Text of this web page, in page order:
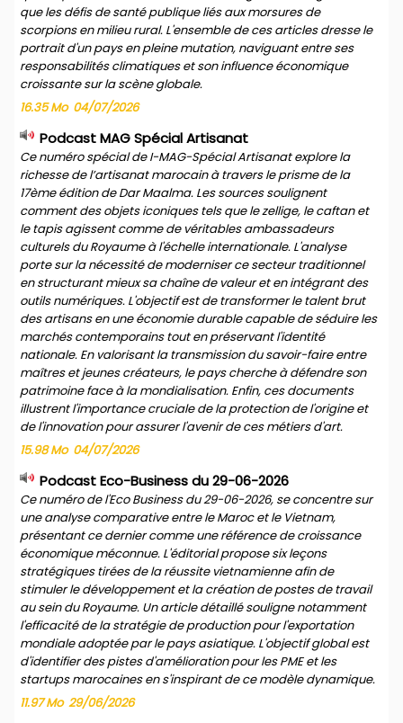
que les défis de santé publique liés aux morsures de
scorpions en milieu rural. L'ensemble de ces articles dresse le
portrait d'un pays en pleine mutation, naviguant entre ses
responsabilités climatiques et son influence économique
croissante sur la scène globale.
16.35 Mo 04/07/2026
Podcast MAG Spécial Artisanat
Ce numéro spécial de I-MAG-Spécial Artisanat explore la
richesse de l’artisanat marocain à travers le prisme de la
17ème édition de Dar Maalma. Les sources soulignent
comment des objets iconiques tels que le zellige, le caftan et
le tapis agissent comme de véritables ambassadeurs
culturels du Royaume à l'échelle internationale. L'analyse
porte sur la nécessité de moderniser ce secteur traditionnel
en structurant mieux sa chaîne de valeur et en intégrant des
outils numériques. L'objectif est de transformer le talent brut
des artisans en une économie durable capable de séduire les
marchés contemporains tout en préservant l'identité
nationale. En valorisant la transmission du savoir-faire entre
maîtres et jeunes créateurs, le pays cherche à défendre son
patrimoine face à la mondialisation. Enfin, ces documents
illustrent l'importance cruciale de la protection de l'origine et
de l'innovation pour assurer l'avenir de ces métiers d'art.
15.98 Mo 04/07/2026
Podcast Eco-Business du 29-06-2026
Ce numéro de l'Eco Business du 29-06-2026, se concentre sur
une analyse comparative entre le Maroc et le Vietnam,
présentant ce dernier comme une référence de croissance
économique méconnue. L'éditorial propose six leçons
stratégiques tirées de la réussite vietnamienne afin de
stimuler le développement et la création de postes de travail
au sein du Royaume. Un article détaillé souligne notamment
l'efficacité de la stratégie de production pour l'exportation
mondiale adoptée par le pays asiatique. L'objectif global est
d'identifier des pistes d'amélioration pour les PME et les
startups marocaines en s'inspirant de ce modèle dynamique.
11.97 Mo 29/06/2026